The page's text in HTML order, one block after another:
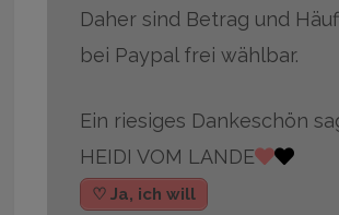
Daher sind Betrag und
bei Paypal frei wählbar.
Ein riesiges Dankeschön
HEIDI VOM LANDE
♡ Ja, ich will